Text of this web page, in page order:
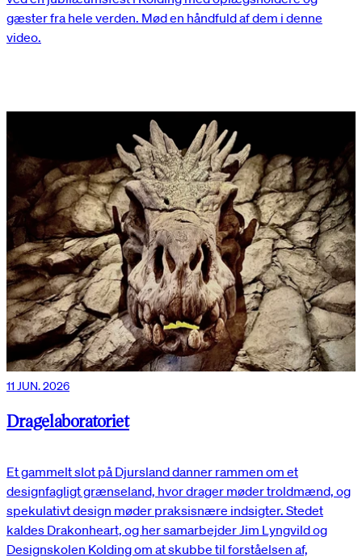
gæster fra hele verden. Mød en håndfuld af dem i denne
video.
11 JUN. 2026
Dragelaboratoriet
Et gammelt slot på Djursland danner rammen om et
designfagligt grænseland, hvor drager møder troldmænd, og
spekulativt design møder praksisnære indsigter. Stedet
kaldes Drakonheart, og her samarbejder Jim Lyngvild og
Designskolen Kolding om at skubbe til forståelsen af,